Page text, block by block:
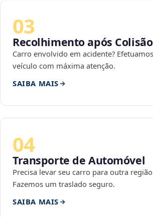
03
Recolhimento após Colisão
Carro envolvido em acidente?
veículo com máxima atenção.
SAIBA MAIS
04
Transporte de Automóvel
Precisa levar seu carro para outra
Fazemos um traslado seguro.
SAIBA MAIS